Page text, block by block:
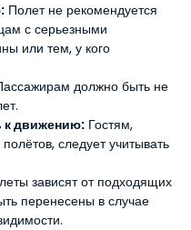
Полет не рекомендуется
с серьезными
или тем, у кого
должно быть не
к движению: Гостям,
следует учитывать
зависят от подходящих
перенесены в случае